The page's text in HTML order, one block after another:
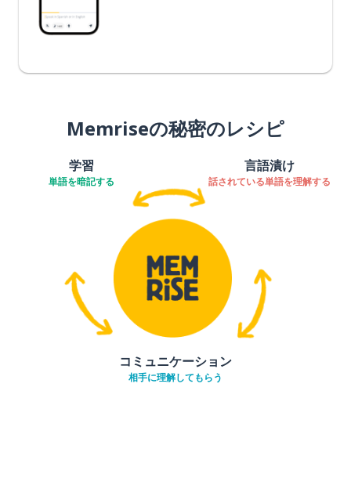
Memriseの秘密のレシピ
学習
単語を暗記する
言語漬け
話されている単語を理解する
コミュニケーション
相手に理解してもらう